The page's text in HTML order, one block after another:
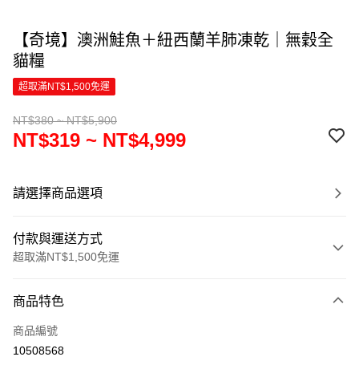
【奇境】澳洲鮭魚＋紐西蘭羊肺凍乾｜無穀全
貓糧
超取滿NT$1,500免運
NT$380 ~ NT$5,900
NT$319 ~ NT$4,999
請選擇商品選項
付款與運送方式
超取滿NT$1,500免運
信用卡一次付款
超商取貨付款
商品特色
商品編號
10508568